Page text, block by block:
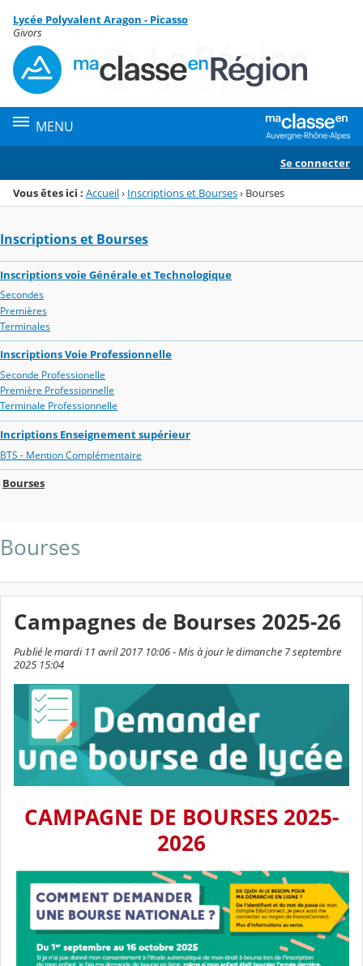
Menu de la rubrique
Contenu
Lycée Polyvalent Aragon - Picasso
Givors
MENU
Se connecter
Vous êtes ici : Accueil› Inscriptions et Bourses› Bourses
Inscriptions et Bourses
Inscriptions voie Générale et Technologique
Secondes
Premières
Terminales
Inscriptions Voie Professionnelle
Seconde Professionelle
Première Professionnelle
Terminale Professionnelle
Incriptions Enseignement supérieur
BTS - Mention Complémentaire
Bourses
Bourses
Campagnes de Bourses 2025-26
Publié le mardi 11 avril 2017 10:06 - Mis à jour le dimanche 7 septembre
2025 15:04
CAMPAGNE DE BOURSES 2025-
2026